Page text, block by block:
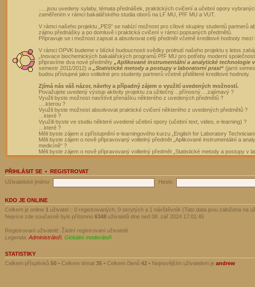
…..jsou uvedeny sylaby, témata přednášek, praktických cvičení a učební opory
zaměřením v rámci bakalářského studia oborů na LF MU, PřF MU a VUT.
V rámci našeho projektu „PES“ se nabízí možnost pro cílové skupiny studentů partnerů
zájmu přednášky a po domluvě i praktická cvičení v rámci popsaných předmětů.
Připravuje se i možnost zapsat a absolvovat celý předmět včetně kreditové hodnoty mezi
V rámci OPVK budeme v blízké budoucnosti svědky prolnutí našeho projektu s letos
„Inovace biochemických bakalářských programů PřF MU pro potřeby moderní
připravíme dva nové předměty „Aplikované instrumentální a analytické technologie
semestr 2011/2012) a „Statistické metody a postupy v laboratorní praxi“ (jarní
budou přístupné jako volitelné pro studenty partnerů včetně přidělené kreditové hodnoty.
Zjímá nás váš názor, návrhy a případný zájem o využití uvedených možností.
Považujete uvedený výstup aktivity projektu za užitečný…přínosný….zajímavý ?
Využli byste možnost navštívit přenášku některého z uvedených předmětů ?
….kterou ?
Využli byste možnost absolvovat praktické cvičení některého z uvedených předmětů ?
…které ?
Využili byste ve studiu některé uvedené učební opory (učební text, video, e-learning) ?
…které ?
Měli byste zájem o zpřístupnění e-learningového kurzu „English for Laboratory
Měli byste zájem o nově připravovaný volitelný předmět „Aplikované instrumentální a
medicíně“ ?
Měli byste zájem o nově připravovaný volitelný předmět „Statistické metody a postupy v
PŘIHLÁSIT SE • REGISTROVAT
Uživatelské jméno:
Heslo:
KDO JE ONLINE
Celkem je online 1 uživatel :: 0 registrovaných, 0 skrytých a 1 návštěvník (Tato data jsou založena na
Nejvíce zde současně bylo přítomno 6348 uživatelů dne ned 08. zář 2024 17:01:45
Registrovaní uživatelé: Žádní registrovaní uživatelé
Legenda: Administrátoři, Globální moderátoři
STATISTIKY
Celkem příspěvků 50 • Celkem témat 35 • Celkem členů 42 • Nejnovějším uživatelem je andrew